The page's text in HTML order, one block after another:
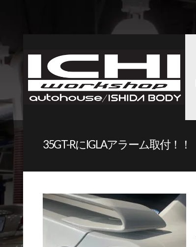
35GT-RにIGLAアラーム取付！！